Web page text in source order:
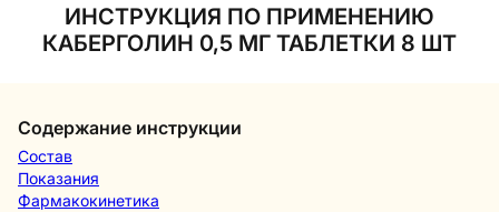
ИНСТРУКЦИЯ ПО ПРИМЕНЕНИЮ
КАБЕРГОЛИН 0,5 МГ ТАБЛЕТКИ 8 ШТ
Содержание инструкции
Состав
Показания
Фармакокинетика